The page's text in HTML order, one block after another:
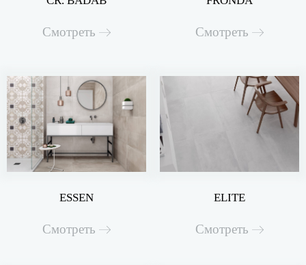
Смотреть Смотреть
ESSEN
Смотреть
ELITE
Смотреть